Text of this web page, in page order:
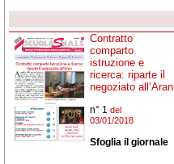
Contratto
comparto
istruzione e
ricerca: riparte il
negoziato all’Aran
n° 1 del
03/01/2018
Sfoglia il giornale